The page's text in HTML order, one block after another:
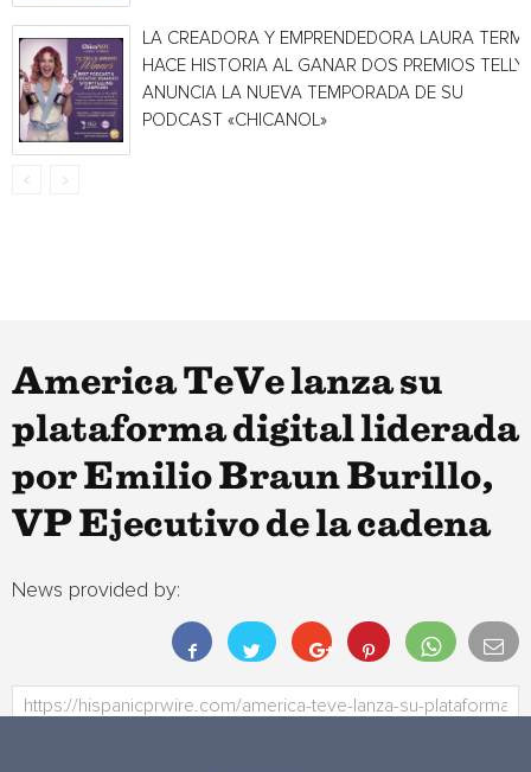
LA CREADORA Y EMPRENDEDORA LAURA
HACE HISTORIA AL GANAR DOS PREMIOS TELLY
ANUNCIA LA NUEVA TEMPORADA DE SU
PODCAST «CHICANOL»
America TeVe lanza su
plataforma digital liderada
por Emilio Braun Burillo,
VP Ejecutivo de la cadena
News provided by: